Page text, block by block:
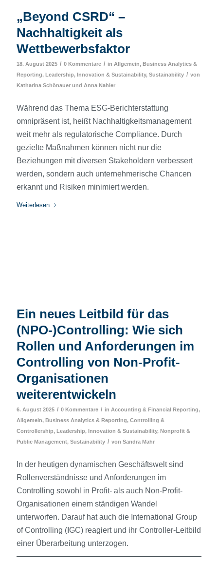
„Beyond CSRD“ –
Nachhaltigkeit als
Wettbewerbsfaktor
18. August 2025 / 0 Kommentare / in Allgemein, Business Analytics &
Reporting, Leadership, Innovation & Sustainability, Sustainability / von
Katharina Schönauerund Anna Nahler
Während das Thema ESG-Berichterstattung
omnipräsent ist, heißt Nachhaltigkeitsmanagement
weit mehr als regulatorische Compliance. Durch
gezielte Maßnahmen können nicht nur die
Beziehungen mit diversen Stakeholdern verbessert
werden, sondern auch unternehmerische Chancen
erkannt und Risiken minimiert werden.
Weiterlesen
Ein neues Leitbild für das
(NPO-)Controlling: Wie sich
Rollen und Anforderungen im
Controlling von Non-Profit-
Organisationen
weiterentwickeln
6. August 2025 / 0 Kommentare / in Accounting & Financial Reporting,
Allgemein, Business Analytics & Reporting, Controlling &
Controllership, Leadership, Innovation & Sustainability, Nonprofit &
Public Management, Sustainability / von Sandra Mahr
In der heutigen dynamischen Geschäftswelt sind
Rollenverständnisse und Anforderungen im
Controlling sowohl in Profit- als auch Non-Profit-
Organisationen einem ständigen Wandel
unterworfen. Darauf hat auch die International Group
of Controlling (IGC) reagiert und ihr Controller-Leitbild
einer Überarbeitung unterzogen.